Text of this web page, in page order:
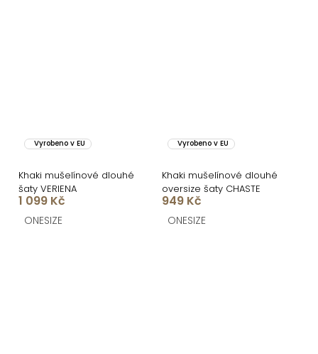
Vyrobeno v EU
Khaki mušelínové dlouhé
šaty VERIENA
1 099 Kč
ONESIZE
Vyrobeno v EU
Khaki mušelínové dlouhé
oversize šaty CHASTE
949 Kč
ONESIZE